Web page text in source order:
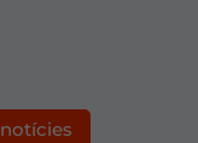
notícies